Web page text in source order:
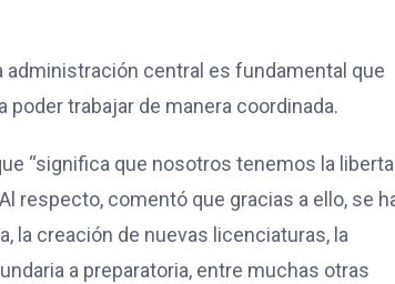
administración central es fundamental que
trabajar de manera coordinada.
“significa que nosotros tenemos la
respecto, comentó que gracias a ello, se
la creación de nuevas licenciaturas, la
a preparatoria, entre muchas otras